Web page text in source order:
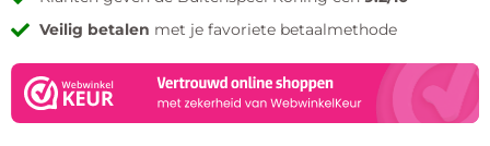
Veilig betalen met je favoriete betaalmethode